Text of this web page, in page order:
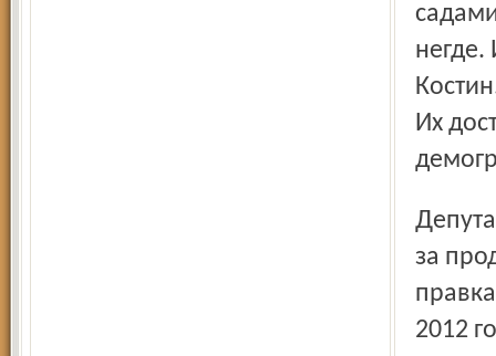
негде.
Их
Депутаты вняли доводам правительства и проголосовали
за
2012